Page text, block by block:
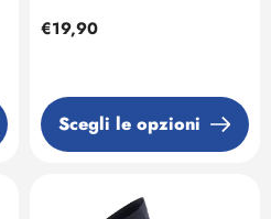
Prezzo
€19,90
Scegli le opzioni